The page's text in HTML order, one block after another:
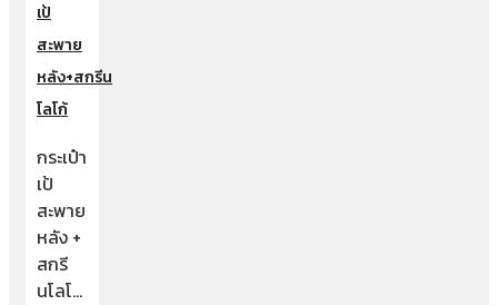
เป้
สะพาย
หลัง+สกรีน
โลโก้
กระเป๋า
เป้
สะพาย
หลัง +
สกรี
นโลโ…